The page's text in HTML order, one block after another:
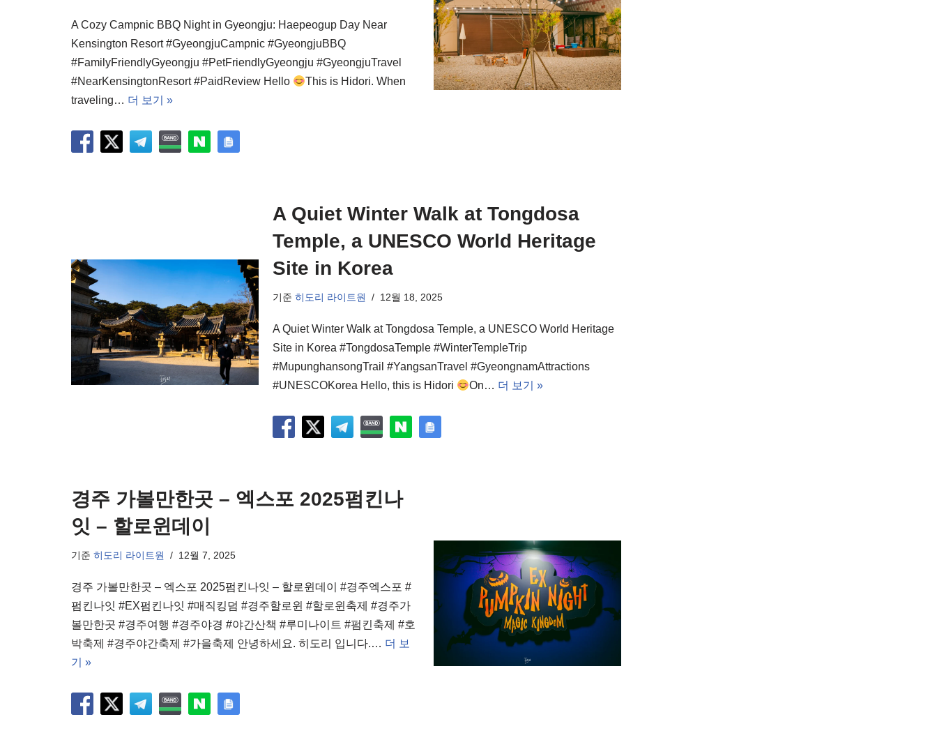
A Cozy Campnic BBQ Night in Gyeongju: Haepeogup Day Near
Kensington Resort #GyeongjuCampnic #GyeongjuBBQ
#FamilyFriendlyGyeongju #PetFriendlyGyeongju #GyeongjuTravel
#NearKensingtonResort #PaidReview Hello
This is Hidori. When
traveling… 더 보기 »
A Quiet Winter Walk at Tongdosa
Temple, a UNESCO World Heritage
Site in Korea
기준히도리 라이트원 12월 18, 2025
A Quiet Winter Walk at Tongdosa Temple, a UNESCO World Heritage
Site in Korea #TongdosaTemple #WinterTempleTrip
#MupunghansongTrail #YangsanTravel #GyeongnamAttractions
#UNESCOKorea Hello, this is Hidori
On… 더 보기 »
경주 가볼만한곳 – 엑스포 2025펌킨나
잇 – 할로윈데이
기준 히도리 라이트원 12월 7, 2025
경주 가볼만한곳 – 엑스포 2025펌킨나잇 – 할로윈데이 #경주엑스포 #
펌킨나잇 #EX펌킨나잇 #매직킹덤 #경주할로윈 #할로윈축제 #경주가
볼만한곳 #경주여행 #경주야경 #야간산책 #루미나이트 #펌킨축제 #호
박축제 #경주야간축제 #가을축제 안녕하세요. 히도리 입니다.… 더 보
기 »